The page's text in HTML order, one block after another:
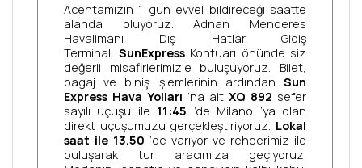
Acentamızın 1 gün evvel bildireceği saatte
alanda oluyoruz. Adnan Menderes
Havalimanı Dış Hatlar Gidiş
Terminali SunExpressKontuarı önünde siz
değerli misafirlerimizle buluşuyoruz. Bilet,
bagaj ve biniş işlemlerinin ardından Sun
Express Hava Yolları ‘na ait XQ 892 sefer
sayılı uçuşu ile 11:45 ’de Milano ‘ya olan
direkt uçuşumuzu gerçekleştiriyoruz. Lokal
saat ile 13.50 ‘de varıyor ve rehberimiz ile
buluşarak tur aracımıza geçiyoruz.